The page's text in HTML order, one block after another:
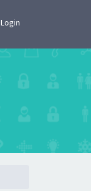
Login